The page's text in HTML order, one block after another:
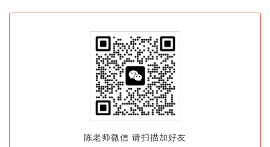
陈老师微信 请扫描加好友